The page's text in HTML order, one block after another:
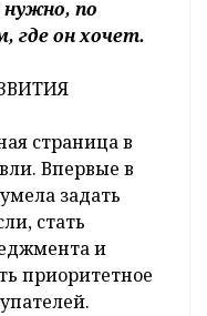
по
где он хочет.
страница в
Впервые в
задать
стать
и
приоритетное